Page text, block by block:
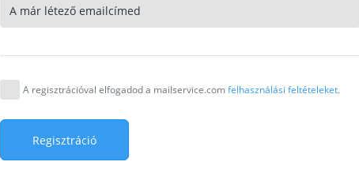
A regisztrációval elfogadod a mailservice.comfelhasználási feltételeket.
Regisztráció